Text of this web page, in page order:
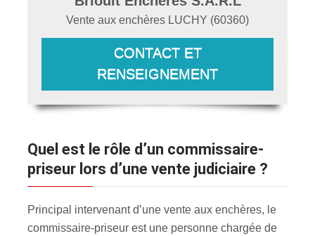
Vente aux enchères LUCHY (60360)
CONTACT ET
RENSEIGNEMENT
Quel est le rôle d’un commissaire-
priseur lors d’une vente judiciaire ?
Principal intervenant d’une vente aux enchères, le
commissaire-priseur est une personne chargée de